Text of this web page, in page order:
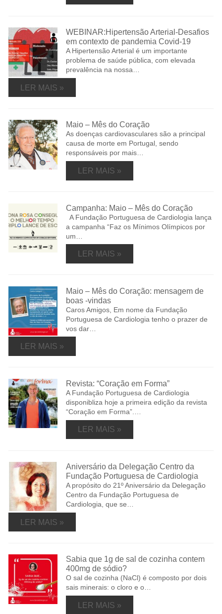
WEBINAR:Hipertensão Arterial-Desafios
em contexto de pandemia Covid-19
A Hipertensão Arterial é um importante
problema de saúde pública, com elevada
prevalência na nossa…
LER MAIS »
Maio – Mês do Coração
As doenças cardiovasculares são a principal
causa de morte em Portugal, sendo
responsáveis por mais…
LER MAIS »
Campanha: Maio – Mês do Coração
A Fundação Portuguesa de Cardiologia lança
a campanha “Faz os Mínimos Olímpicos por
um…
LER MAIS »
Maio – Mês do Coração: mensagem de
boas -vindas
Caros Amigos, Em nome da Fundação
Portuguesa de Cardiologia tenho o prazer de
vos dar…
LER MAIS »
Revista: “Coração em Forma”
A Fundação Portuguesa de Cardiologia
disponibliza hoje a primeira edição da revista
“Coração em Forma”.…
LER MAIS »
Aniversário da Delegação Centro da
Fundação Portuguesa de Cardiologia
A propósito do 21º Aniversário da Delegação
Centro da Fundação Portuguesa de
Cardiologia, que se…
LER MAIS »
Sabia que 1g de sal de cozinha contem
400mg de sódio?
O sal de cozinha (NaCl) é composto por dois
sais minerais: o cloro e o…
LER MAIS »